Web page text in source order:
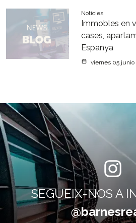
Notícies
Immobles en
cases,
Espanya
viernes 05
SEGUEIX-NOS A